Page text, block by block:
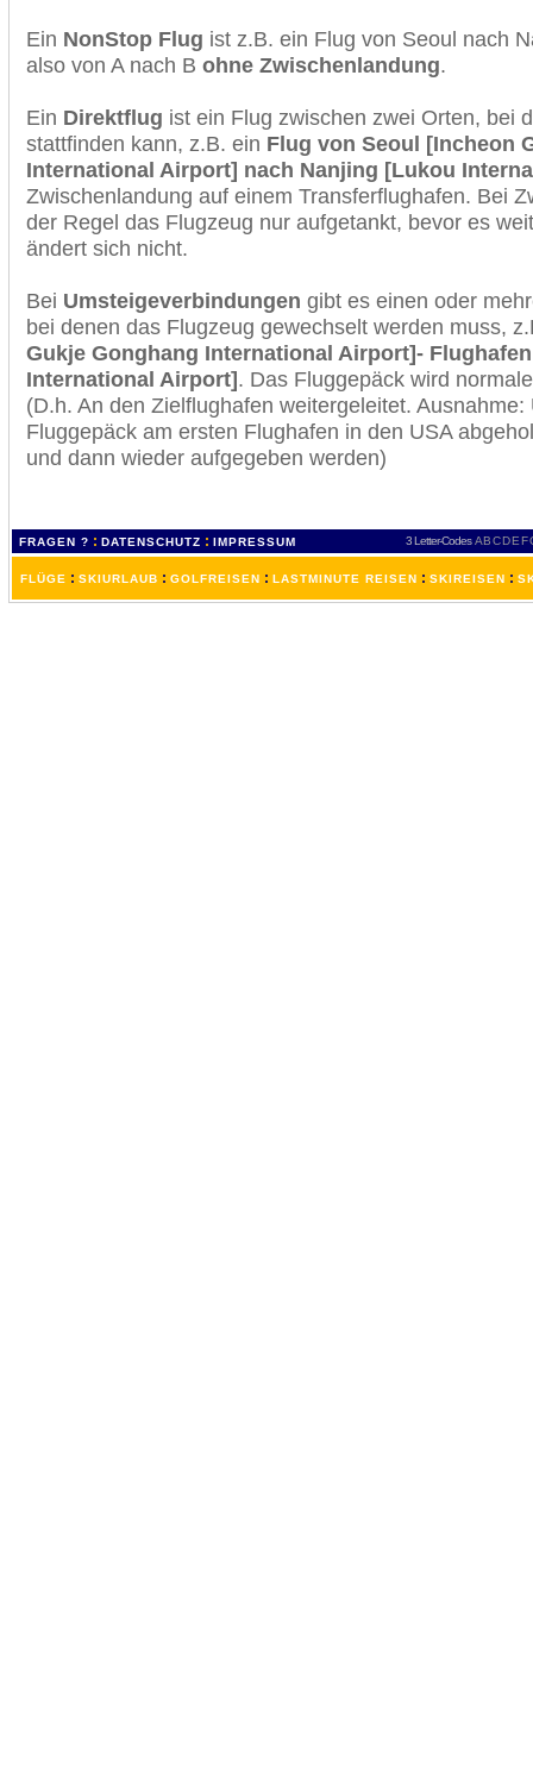
Ein NonStop Flug ist z.B. ein Flug von Seoul nach
also von A nach B ohne Zwischenlandung.
Ein Direktflug ist ein Flug zwischen zwei Orten, bei
stattfinden kann, z.B. ein Flug von Seoul [Incheon
International Airport] nach Nanjing [Lukou
Zwischenlandung auf einem Transferflughafen. Bei
der Regel das Flugzeug nur aufgetankt, bevor es
ändert sich nicht.
Bei Umsteigeverbindungen gibt es einen oder
bei denen das Flugzeug gewechselt werden muss,
Gukje Gonghang International Airport]-
International Airport]. Das Fluggepäck wird
(D.h. An den Zielflughafen weitergeleitet.
Fluggepäck am ersten Flughafen in den USA
und dann wieder aufgegeben werden)
FRAGEN ? : DATENSCHUTZ : IMPRESSUM 3 Letter-Codes ABCDEF
FLÜGE : SKIURLAUB : GOLFREISEN : LASTMINUTE REISEN : SKIREISEN :